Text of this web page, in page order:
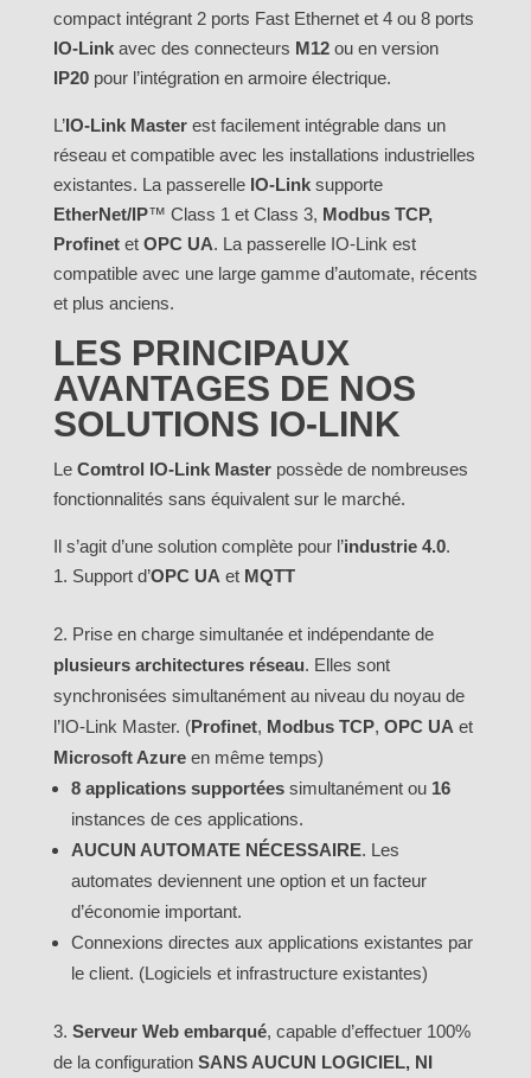
compact intégrant 2 ports Fast Ethernet et 4 ou 8 ports
IO-Linkavec des connecteurs M12ou en version
IP20pour l’intégration en armoire électrique.
L’IO-Link Masterest facilement intégrable dans un
réseau et compatible avec les installations industrielles
existantes. La passerelle IO-Linksupporte
EtherNet/IP™ Class 1 et Class 3, Modbus TCP,
Profinetet OPC UA. La passerelle IO-Link est
compatible avec une large gamme d’automate, récents
et plus anciens.
LES PRINCIPAUX
AVANTAGES DE NOS
SOLUTIONS IO-LINK
Le Comtrol IO-Link Masterpossède de nombreuses
fonctionnalités sans équivalent sur le marché.
Il s’agit d’une solution complète pour l’industrie 4.0.
Support d’OPC UA et MQTT
Prise en charge simultanée et indépendante de
plusieurs architectures réseau. Elles sont
synchronisées simultanément au niveau du noyau de
l’IO-Link Master. (Profinet, Modbus TCP, OPC UA et
Microsoft Azureen même temps)
8 applications supportéessimultanément ou 16
instances de ces applications.
AUCUN AUTOMATE NÉCESSAIRE. Les
automates deviennent une option et un facteur
d’économie important.
Connexions directes aux applications existantes par
le client. (Logiciels et infrastructure existantes)
Serveur Web embarqué, capable d’effectuer 100%
de la configuration SANS AUCUN LOGICIEL, NI